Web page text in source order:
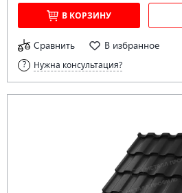
В КОРЗИНУ
Сравнить В избранное
Нужна консультация?